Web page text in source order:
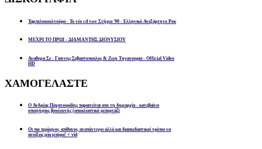
Ταμπελοκουλτούρα - Το νέο cd των Στίγμα '90 - Ελληνικό Ανεξάρτητο Ροκ
ΜΕΧΡΙ ΤΟ ΠΡΩΙ - ΔΙΑΜΑΝΤΗΣ ΔΙΟΝΥΣΙΟΥ
Αναθεμα Σε - Γιαννης Σεβαστοπουλος & Ζωη Τηγανουρια - Official Video
HD
ΧΑΜΟΓΕΛΑΣΤΕ
Ο Ανδρέας Παχατουρίδης παραιτείται απο τη δημαρχία - κατεβαίνει
υποψήφιος βουλευτής (αποκλειστικό ρεπορτάζ)
Οι πιο περίεργοι, απίθανοι, αναπάντεχοι αλλά και διασκεδαστικοί τρόποι να
ανοίξεις μία μπύρα! + vid